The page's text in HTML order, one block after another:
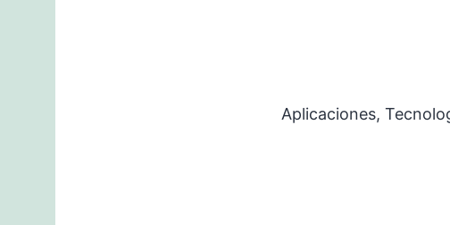
Aplicaciones,